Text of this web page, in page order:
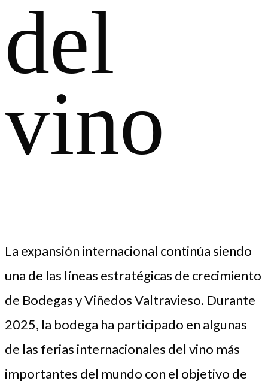
del
vino
La expansión internacional continúa siendo
una de las líneas estratégicas de crecimiento
de Bodegas y Viñedos Valtravieso. Durante
2025, la bodega ha participado en algunas
de las ferias internacionales del vino más
importantes del mundo con el objetivo de